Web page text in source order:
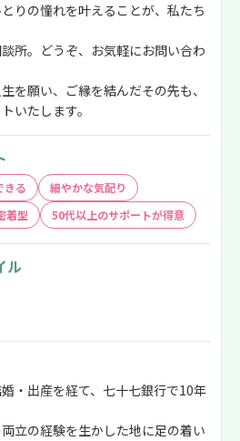
りの憧れを叶えることが、私たち
所。どうぞ、お気軽にお問い合わ
を願い、ご縁を結んだその先も、
いたします。
きる
細やかな気配り
着型 50代以上のサポートが得意
ル
・出産を経て、七十七銀行で10年
立の経験を生かした地に足の着い